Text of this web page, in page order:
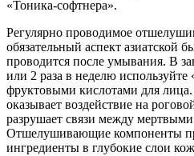
«Тоника-софтнера».
Регулярно проводимое
обязательный аспект азиатской
проводится после умывания. В
или 2 раза в неделю
фруктовыми кислотами для лица.
оказывает воздействие на
разрушает связи между
Отшелушивающие компоненты
ингредиенты в глубокие слои